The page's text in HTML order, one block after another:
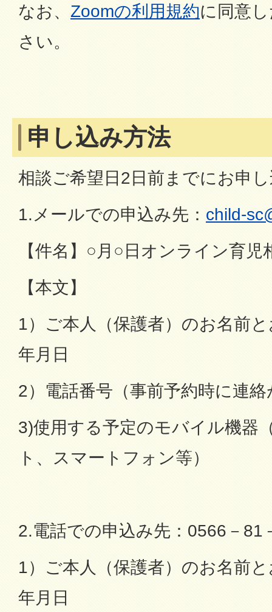
なお、 Zoomの利用規約に同意
さい。
申し込み方法
相談ご希望日2日前までにお申
1.メールでの申込み先： child-
【件名】○月○日オンライン育児
【本文】
1）ご本人（保護者）のお名前
年月日
2）電話番号（事前予約時に連
3)使用する予定のモバイル機器
ト、スマートフォン等）
2.電話での申込み先：0566－81
1）ご本人（保護者）のお名前
年月日